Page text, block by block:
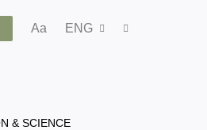
Aa ENG
& SCIENCE